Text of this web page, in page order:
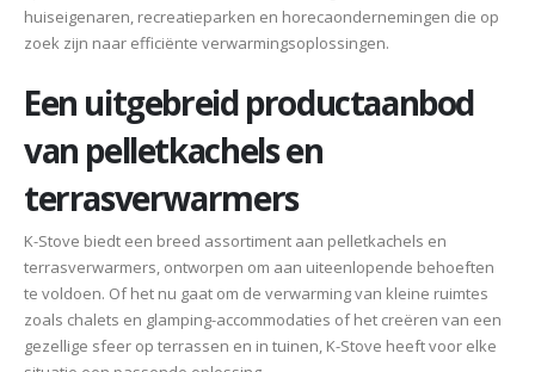
huiseigenaren, recreatieparken en horecaondernemingen die op
zoek zijn naar efficiënte verwarmingsoplossingen.
Een uitgebreid productaanbod
van pelletkachels en
terrasverwarmers
K-Stove biedt een breed assortiment aan pelletkachels en
terrasverwarmers, ontworpen om aan uiteenlopende behoeften
te voldoen. Of het nu gaat om de verwarming van kleine ruimtes
zoals chalets en glamping-accommodaties of het creëren van een
gezellige sfeer op terrassen en in tuinen, K-Stove heeft voor elke